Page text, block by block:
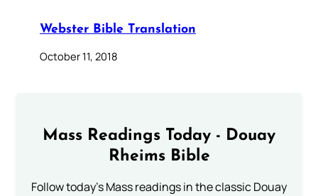
Webster Bible Translation
October 11, 2018
Mass Readings Today - Douay
Rheims Bible
Follow today's Mass readings in the classic Douay